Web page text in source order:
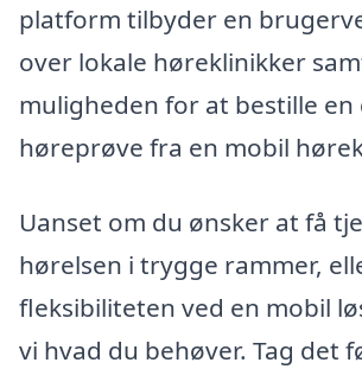
platform tilbyder en
over lokale høreklinikker
muligheden for at bestille en
høreprøve fra en mobil
Uanset om du ønsker at få
hørelsen i trygge rammer,
fleksibiliteten ved en mobil
vi hvad du behøver. Tag det